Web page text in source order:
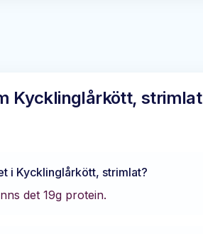
Kycklinglårkött, strimlat
i Kycklinglårkött, strimlat?
det 19g protein.